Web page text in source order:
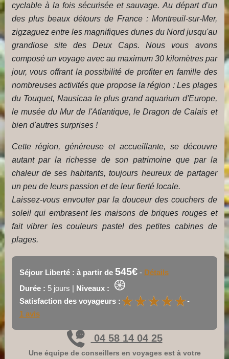
cyclable à la fois sécurisée et sauvage. Au départ d'un
des plus beaux détours de France : Montreuil-sur-Mer,
zigzaguez entre les magnifiques dunes du Nord jusqu'au
grandiose site des Deux Caps. Nous vous avons
composé un voyage avec au maximum 30 kilomètres par
jour, vous offrant la possibilité de profiter en famille des
nombreuses activités que propose la région : Les plages
du Touquet, Nausicaa le plus grand aquarium d'Europe,
le musée du Mur de l'Atlantique, le Dragon de Calais et
bien d'autres surprises !
Cette région, généreuse et accueillante, se découvre
autant par la richesse de son patrimoine que par la
chaleur de ses habitants, toujours heureux de partager
un peu de leurs passion et de leur fierté locale.
Laissez-vous envouter par la douceur des couchers de
soleil qui embrasent les maisons de briques rouges et
fait vibrer les couleurs pastel des petites cabines de
plages.
Séjour Liberté : à partir de 545€- Détails
Durée : 5 jours | Niveaux :
Satisfaction des voyageurs :★
★★
★★
★★
★★
★-
1 avis
04 58 14 04 25
Une équipe de conseillers en voyages est à votre